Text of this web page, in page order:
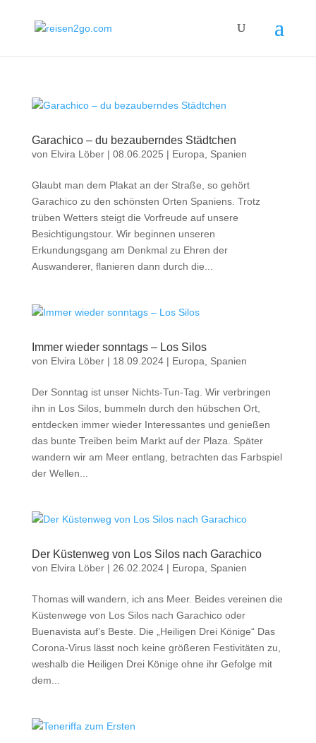
Garachico – du bezauberndes Städtchen
von Elvira Löber| 08.06.2025 | Europa Spanien
Glaubt man dem Plakat an der Straße, so gehört
Garachico zu den schönsten Orten Spaniens. Trotz
trüben Wetters steigt die Vorfreude auf unsere
Besichtigungstour. Wir beginnen unseren
Erkundungsgang am Denkmal zu Ehren der
Auswanderer, flanieren dann durch die...
Immer wieder sonntags – Los Silos
von Elvira Löber| 18.09.2024| Europa Spanien
Der Sonntag ist unser Nichts-Tun-Tag. Wir verbringen
ihn in Los Silos, bummeln durch den hübschen Ort,
entdecken immer wieder Interessantes und genießen
das bunte Treiben beim Markt auf der Plaza. Später
wandern wir am Meer entlang, betrachten das Farbspiel
der Wellen...
Der Küstenweg von Los Silos nach Garachico
von Elvira Löber| 26.02.2024| Europa Spanien
Thomas will wandern, ich ans Meer. Beides vereinen die
Küstenwege von Los Silos nach Garachico oder
Buenavista auf’s Beste. Die „Heiligen Drei Könige“ Das
Corona-Virus lässt noch keine größeren Festivitäten zu,
weshalb die Heiligen Drei Könige ohne ihr Gefolge mit
dem...